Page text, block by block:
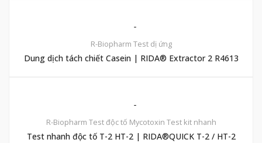
R-Biopharm Test dị ứng
Dung dịch tách chiết Casein | RIDA® Extractor 2 R4613
R-Biopharm Test độc tố Mycotoxin Test kit nhanh
Test nhanh độc tố T-2 HT-2 | RIDA®QUICK T-2 / HT-2